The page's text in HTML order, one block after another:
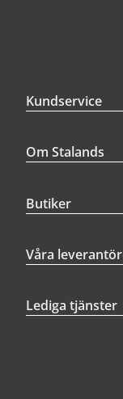
Kundservice
Om Stalands
Butiker
Våra
Lediga tjänster